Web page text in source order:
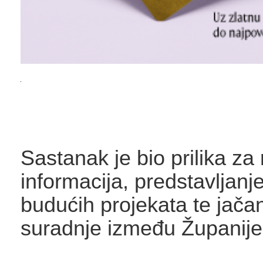
Sastanak je bio prilika za
informacija,
budućih projekata te
suradnje između